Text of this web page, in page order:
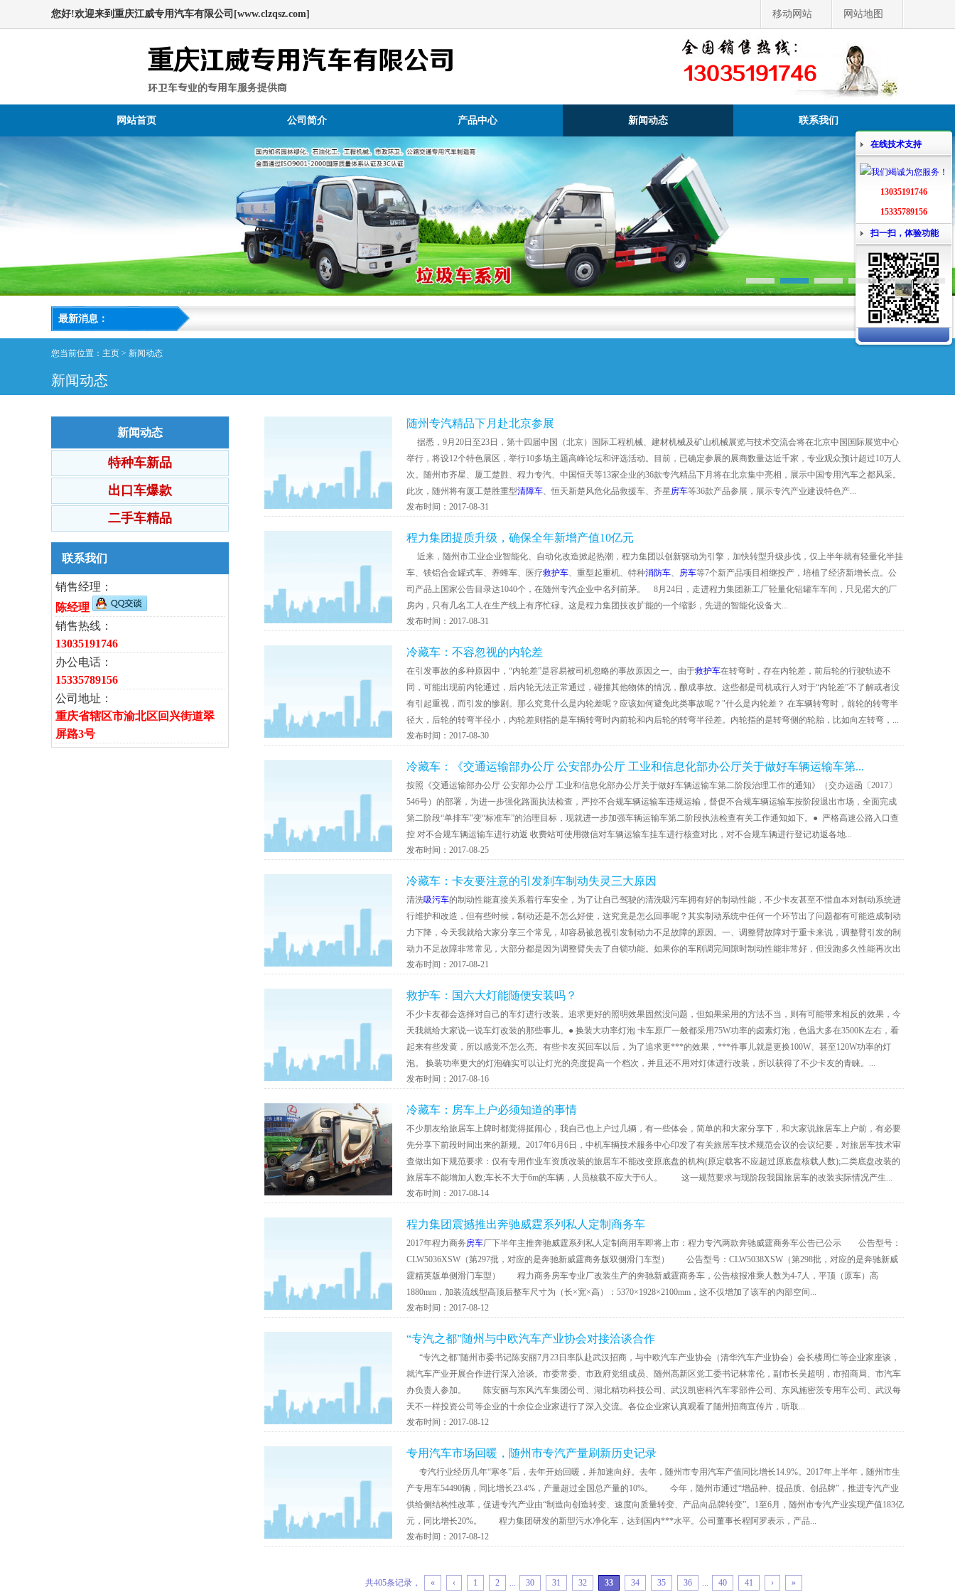
移动网站 网站地图
您好!欢迎来到重庆江威专用汽车有限公司[www.clzqsz.com]
重庆江威专用汽车有限公司
环卫车专业的专用车服务提供商
13035191746
网站首页 公司简介 产品中心 新闻动态 联系我们
最新消息：
您当前位置： 主页 > 新闻动态
新闻动态
新闻动态
特种车新品
出口车爆款
二手车精品
联系我们
销售经理：
陈经理
销售热线：
13035191746
办公电话：
15335789156
公司地址：
重庆省辖区市渝北区回兴街道翠
屏路3号
随州专汽精品下月赴北京参展
据悉，9月20日至23日，第十四届中国（北京）国际工程机械、建材机械及矿山机械展览与技术交流会将在北京中国国际展览中心
举行，将设12个特色展区，举行10多场主题高峰论坛和评选活动。目前，已确定参展的展商数量达近千家，专业观众预计超过10万人
次。随州市齐星、厦工楚胜、程力专汽、中国恒天等13家企业的36款专汽精品下月将在北京集中亮相，展示中国专用汽车之都风采。
此次，随州将有厦工楚胜重型清障车、恒天新楚风危化品救援车、齐星房车等36款产品参展，展示专汽产业建设特色产...
发布时间：2017-08-31
程力集团提质升级，确保全年新增产值10亿元
近来，随州市工业企业智能化、自动化改造掀起热潮，程力集团以创新驱动为引擎，加快转型升级步伐，仅上半年就有轻量化半挂
车、镁铝合金罐式车、养蜂车、医疗救护车、重型起重机、特种消防车、 房车等7个新产品项目相继投产，培植了经济新增长点。公
司产品上国家公告目录达1040个，在随州专汽企业中名列前茅。 8月24日，走进程力集团新工厂轻量化铝罐车车间，只见偌大的厂
房内，只有几名工人在生产线上有序忙碌。这是程力集团技改扩能的一个缩影，先进的智能化设备大...
发布时间：2017-08-31
冷藏车：不容忽视的内轮差
在引发事故的多种原因中，“内轮差”是容易被司机忽略的事故原因之一。由于救护车在转弯时，存在内轮差，前后轮的行驶轨迹不
同，可能出现前内轮通过，后内轮无法正常通过，碰撞其他物体的情况，酿成事故。这些都是司机或行人对于“内轮差”不了解或者没
有引起重视，而引发的惨剧。那么究竟什么是内轮差呢？应该如何避免此类事故呢？"什么是内轮差？ 在车辆转弯时，前轮的转弯半
径大，后轮的转弯半径小，内轮差则指的是车辆转弯时内前轮和内后轮的转弯半径差。内轮指的是转弯侧的轮胎，比如向左转弯，...
发布时间：2017-08-30
冷藏车：《交通运输部办公厅 公安部办公厅 工业和信息化部办公厅关于做好车辆运输车第...
按照《交通运输部办公厅 公安部办公厅 工业和信息化部办公厅关于做好车辆运输车第二阶段治理工作的通知》（交办运函〔2017〕
546号）的部署，为进一步强化路面执法检查，严控不合规车辆运输车违规运输，督促不合规车辆运输车按阶段退出市场，全面完成
第二阶段“单排车”变“标准车”的治理目标，现就进一步加强车辆运输车第二阶段执法检查有关工作通知如下。● 严格高速公路入口查
控 对不合规车辆运输车进行劝返 收费站可使用微信对车辆运输车挂车进行核查对比，对不合规车辆进行登记劝返各地...
发布时间：2017-08-25
冷藏车：卡友要注意的引发刹车制动失灵三大原因
清洗吸污车的制动性能直接关系着行车安全，为了让自己驾驶的清洗吸污车拥有好的制动性能，不少卡友甚至不惜血本对制动系统进
行维护和改造，但有些时候，制动还是不怎么好使，这究竟是怎么回事呢？其实制动系统中任何一个环节出了问题都有可能造成制动
力下降，今天我就给大家分享三个常见，却容易被忽视引发制动力不足故障的原因。一、调整臂故障对于重卡来说，调整臂引发的制
动力不足故障非常常见，大部分都是因为调整臂失去了自锁功能。如果你的车刚调完间隙时制动性能非常好，但没跑多久性能再次出
现下降...
发布时间：2017-08-21
救护车：国六大灯能随便安装吗？
不少卡友都会选择对自己的车灯进行改装。追求更好的照明效果固然没问题，但如果采用的方法不当，则有可能带来相反的效果，今
天我就给大家说一说车灯改装的那些事儿。● 换装大功率灯泡 卡车原厂一般都采用75W功率的卤素灯泡，色温大多在3500K左右，看
起来有些发黄，所以感觉不怎么亮。有些卡友买回车以后，为了追求更***的效果，***件事儿就是更换100W、甚至120W功率的灯
泡。 换装功率更大的灯泡确实可以让灯光的亮度提高一个档次，并且还不用对灯体进行改装，所以获得了不少卡友的青睐。...
发布时间：2017-08-16
冷藏车：房车上户必须知道的事情
不少朋友给旅居车上牌时都觉得挺闹心，我自己也上户过几辆，有一些体会，简单的和大家分享下，和大家说旅居车上户前，有必要
先分享下前段时间出来的新规。2017年6月6日，中机车辆技术服务中心印发了有关旅居车技术规范会议的会议纪要，对旅居车技术审
查做出如下规范要求：仅有专用作业车资质改装的旅居车不能改变原底盘的机构(原定载客不应超过原底盘核载人数);二类底盘改装的
旅居车不能增加人数;车长不大于6m的车辆，人员核载不应大于6人。 这一规范要求与现阶段我国旅居车的改装实际情况产生...
发布时间：2017-08-14
程力集团震撼推出奔驰威霆系列私人定制商务车
2017年程力商务房车厂下半年主推奔驰威霆系列私人定制商用车即将上市：程力专汽两款奔驰威霆商务车公告已公示 公告型号：
CLW5036XSW（第297批，对应的是奔驰新威霆商务版双侧滑门车型） 公告型号：CLW5038XSW（第298批，对应的是奔驰新威
霆精英版单侧滑门车型） 程力商务房车专业厂改装生产的奔驰新威霆商务车，公告核报准乘人数为4-7人，平顶（原车）高
1880mm，加装流线型高顶后整车尺寸为（长×宽×高）：5370×1928×2100mm，这不仅增加了该车的内部空间...
发布时间：2017-08-12
“专汽之都”随州与中欧汽车产业协会对接洽谈合作
“专汽之都”随州市委书记陈安丽7月23日率队赴武汉招商，与中欧汽车产业协会（清华汽车产业协会）会长楼周仁等企业家座谈，
就汽车产业开展合作进行深入洽谈。市委常委、市政府党组成员、随州高新区党工委书记林常伦，副市长吴超明，市招商局、市汽车
办负责人参加。 陈安丽与东风汽车集团公司、湖北精功科技公司、武汉凯密科汽车零部件公司、东风施密茨专用车公司、武汉每
天不一样投资公司等企业的十余位企业家进行了深入交流。各位企业家认真观看了随州招商宣传片，听取...
发布时间：2017-08-12
专用汽车市场回暖，随州市专汽产量刷新历史记录
专汽行业经历几年“寒冬”后，去年开始回暖，并加速向好。去年，随州市专用汽车产值同比增长14.9%。2017年上半年，随州市生
产专用车54490辆，同比增长23.4%，产量超过全国总产量的10%。 今年，随州市通过“增品种、提品质、创品牌”，推进专汽产业
供给侧结构性改革，促进专汽产业由“制造向创造转变、速度向质量转变、产品向品牌转变”。1至6月，随州市专汽产业实现产值183亿
元，同比增长20%。 程力集团研发的新型污水净化车，达到国内***水平。公司董事长程阿罗表示，产品...
发布时间：2017-08-12
共405条记录， « ‹ 1 2 ... 30 31 32 33 34 35 36 ... 40 41 › »
在线技术支持
13035191746
15335789156
扫一扫，体验功能